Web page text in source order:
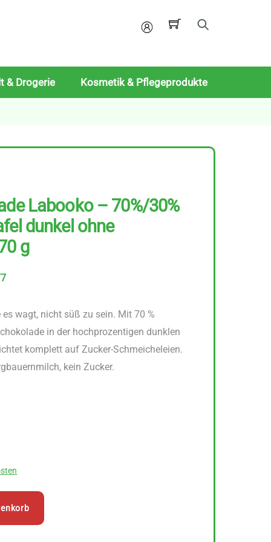
Mein
& Drogerie Kosmetik & Pflegeprodukte
Labooko – 70%/30%
dunkel ohne
g
wagt, nicht süß zu sein. Mit 70 %
in der hochprozentigen dunklen
komplett auf Zucker-Schmeicheleien.
kein Zucker.